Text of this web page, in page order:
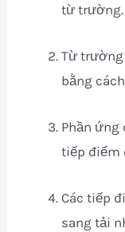
từ trường.
Từ
bằng
Phần
tiếp điểm
Các tiếp
sang tải